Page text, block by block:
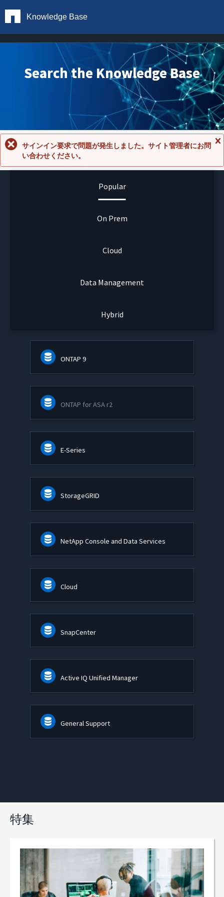
Knowledge Base
Search the Knowledge Base
セ
サインイン要求で問題が発生しました。サイト管理者にお問
い合わせください。
Popular
On Prem
Cloud
Data Management
Hybrid
ONTAP 9
ONTAP for ASA r2
E-Series
StorageGRID
NetApp Console and Data Services
Cloud
SnapCenter
Active IQ Unified Manager
General Support
特集